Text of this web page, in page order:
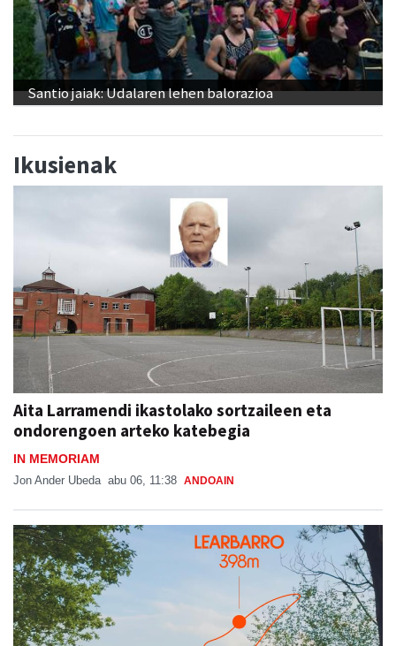
Santio jaiak: Udalaren lehen balorazioa
Ikusienak
Aita Larramendi ikastolako sortzaileen eta
ondorengoen arteko katebegia
IN MEMORIAM
Jon Ander Ubeda abu 06, 11:38 ANDOAIN